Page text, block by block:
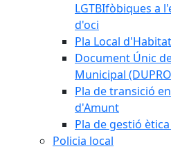
LGTBIfòbiques a
d'oci
Pla Local
Document Únic
Municipal
Pla de transició
d'Amunt
Pla de gestió
Policia local